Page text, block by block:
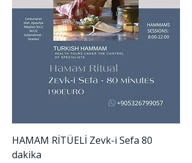
HAMAM RİTÜELİ Zevk-i Sefa 80
dakika